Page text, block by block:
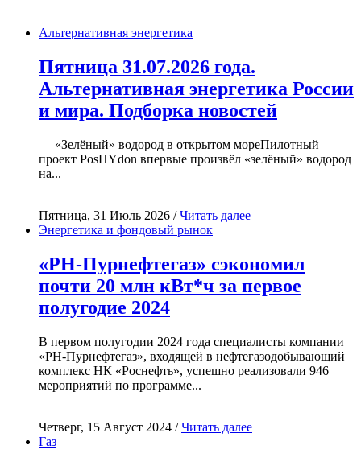
Альтернативная энергетика
Пятница 31.07.2026 года.
Альтернативная энергетика России
и мира. Подборка новостей
— «Зелёный» водород в открытом мореПилотный
проект PosHYdon впервые произвёл «зелёный» водород
на...
Пятница, 31 Июль 2026 /Читать далее
Энергетика и фондовый рынок
«РН-Пурнефтегаз» сэкономил
почти 20 млн кВт*ч за первое
полугодие 2024
В первом полугодии 2024 года специалисты компании
«РН-Пурнефтегаз», входящей в нефтегазодобывающий
комплекс НК «Роснефть», успешно реализовали 946
мероприятий по программе...
Четверг, 15 Август 2024 /Читать далее
Газ